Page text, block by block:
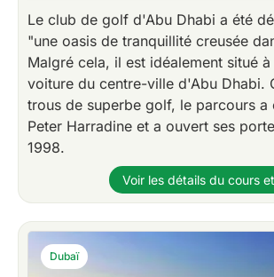
Le club de golf d'Abu Dhabi a été
"une oasis de tranquillité creusée
Malgré cela, il est idéalement situé à
voiture du centre-ville d'Abu Dhabi.
trous de superbe golf, le parcours a
Peter Harradine et a ouvert ses
1998.
Voir les détails du cours
Dubaï